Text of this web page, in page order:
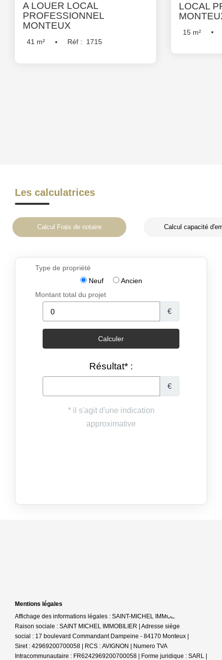
A LOUER LOCAL
PROFESSIONNEL
MONTEUX
41 m² Réf : 1715
LOCAL
15 m²
Les calculatrices
Calcul Frais de notaire Calcul capacité
Mentions légales
Affichage des informations légales : SAINT-MICHEL IMMOBILIER |
Raison sociale : SAINT MICHEL IMMOBILIER | Adresse siège
social : 17 boulevard Commandant Dampeine - 84170 Monteux |
Siret : 42969200700058 | RCS : AVIGNON | Numero TVA
Intracommunautaire : FR6242969200700058 | Forme juridique : SARL |